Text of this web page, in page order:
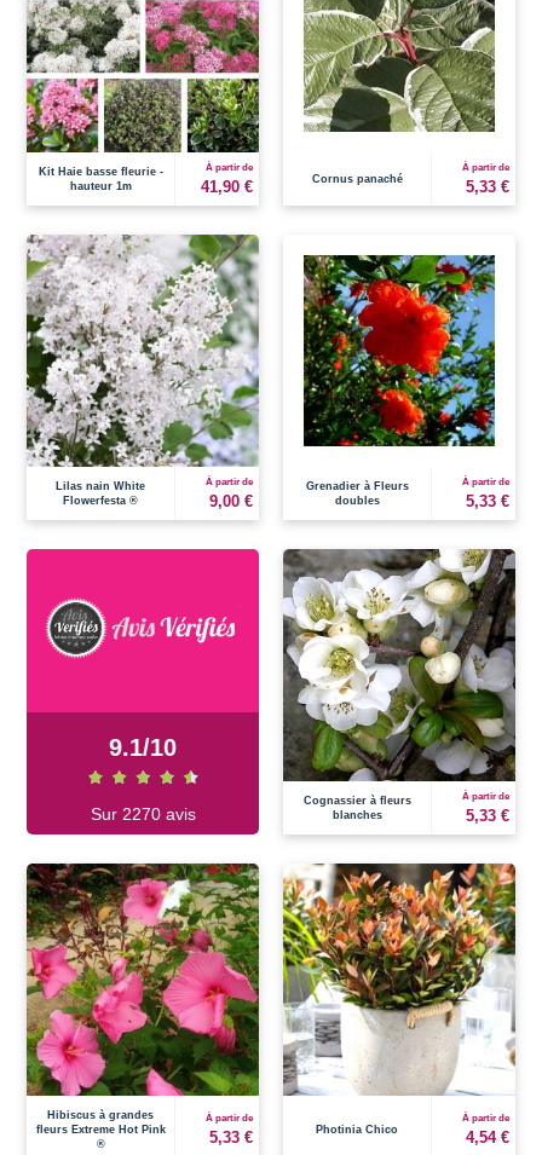
Kit Haie basse fleurie -
hauteur 1m
À partir de
41,90 € Cornus panaché
À partir de
5,33 €
Lilas nain White
Flowerfesta ®
À partir de
9,00 €
Grenadier à Fleurs
doubles
À partir de
5,33 €
9.1/10
Sur 2270 avis
Cognassier à fleurs
blanches
À partir de
5,33 €
Hibiscus à grandes
fleurs Extreme Hot Pink
®
À partir de
5,33 € Photinia Chico
À partir de
4,54 €